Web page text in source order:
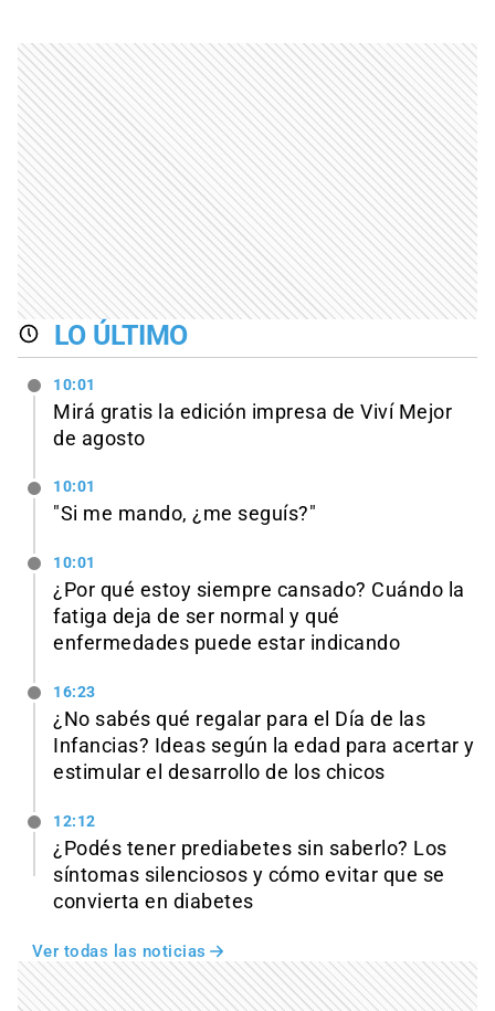
LO ÚLTIMO
10:01
Mirá gratis la edición impresa de Viví Mejor
de agosto
10:01
"Si me mando, ¿me seguís?"
10:01
¿Por qué estoy siempre cansado? Cuándo la
fatiga deja de ser normal y qué
enfermedades puede estar indicando
16:23
¿No sabés qué regalar para el Día de las
Infancias? Ideas según la edad para acertar y
estimular el desarrollo de los chicos
12:12
¿Podés tener prediabetes sin saberlo? Los
síntomas silenciosos y cómo evitar que se
convierta en diabetes
Ver todas las noticias